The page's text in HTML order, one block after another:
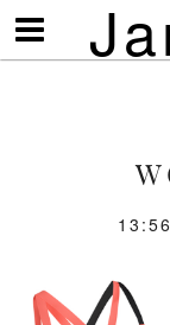
Visa/göm
meny